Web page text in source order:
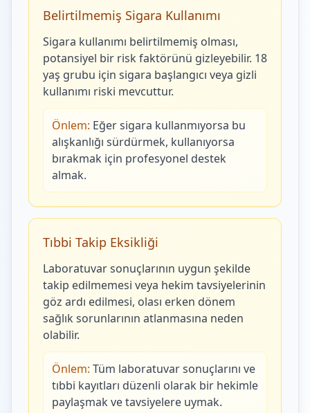
Belirtilmemiş Sigara Kullanımı
Sigara kullanımı belirtilmemiş olması,
potansiyel bir risk faktörünü gizleyebilir. 18
yaş grubu için sigara başlangıcı veya gizli
kullanımı riski mevcuttur.
Önlem: Eğer sigara kullanmıyorsa bu
alışkanlığı sürdürmek, kullanıyorsa
bırakmak için profesyonel destek
almak.
Tıbbi Takip Eksikliği
Laboratuvar sonuçlarının uygun şekilde
takip edilmemesi veya hekim tavsiyelerinin
göz ardı edilmesi, olası erken dönem
sağlık sorunlarının atlanmasına neden
olabilir.
Önlem: Tüm laboratuvar sonuçlarını ve
tıbbi kayıtları düzenli olarak bir hekimle
paylaşmak ve tavsiyelere uymak.